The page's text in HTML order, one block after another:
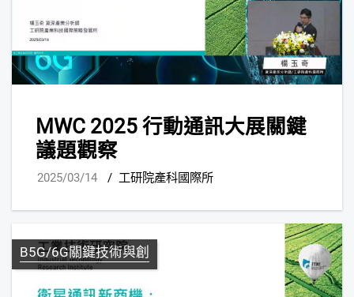
MWC 2025 行動通訊大展關鍵
議題觀察
2025/03/14 / 工研院產科國際所
B5G/6G關鍵技術與創